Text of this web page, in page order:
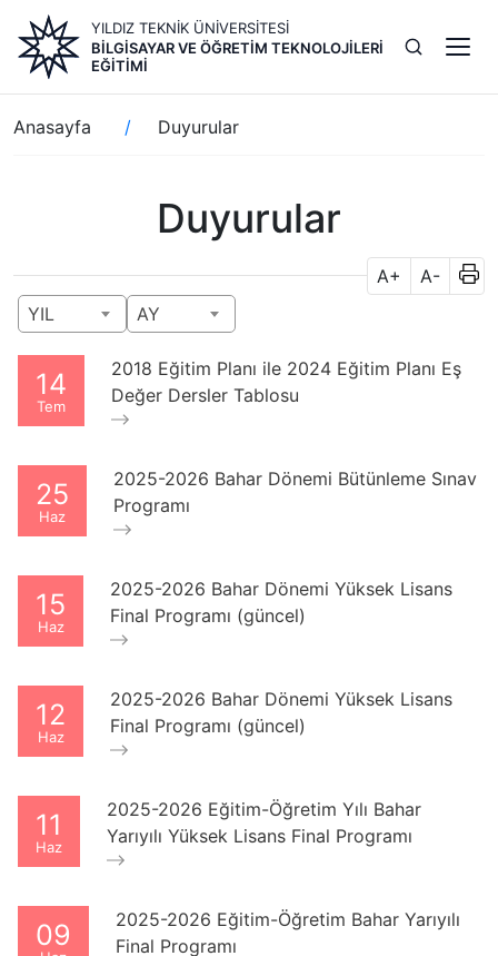
içeriğe
atla
YILDIZ TEKNİK ÜNİVERSİTESİ
BILGISAYAR VE ÖĞRETIM TEKNOLOJILERI
EĞITIMI
Sayfa
yolu
Anasayfa Duyurular
Duyurular
A+
A-
YIL
AY
14
Tem
2018 Eğitim Planı ile 2024 Eğitim Planı Eş
Değer Dersler Tablosu
25
Haz
2025-2026 Bahar Dönemi Bütünleme Sınav
Programı
15
Haz
2025-2026 Bahar Dönemi Yüksek Lisans
Final Programı (güncel)
12
Haz
2025-2026 Bahar Dönemi Yüksek Lisans
Final Programı (güncel)
11
Haz
2025-2026 Eğitim-Öğretim Yılı Bahar
Yarıyılı Yüksek Lisans Final Programı
09
2025-2026 Eğitim-Öğretim Bahar Yarıyılı
Final Programı